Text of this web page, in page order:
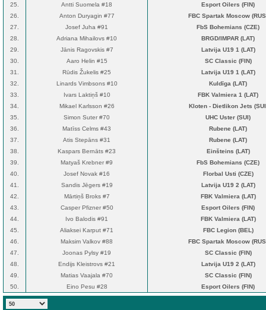
25.
Antti Suomela #18
Esport Oilers (FIN)
26.
Anton Duryagin #77
FBC Spartak Moscow
27.
Josef Juha #91
FbS Bohemians (CZE)
28.
Adriana Mihailovs #10
BRGD/IMPAR (LAT)
29.
Jānis Ragovskis #7
Latvija U19 1 (LAT)
30.
Aaro Helin #15
SC Classic (FIN)
31.
Rūdis Žukelis #25
Latvija U19 1 (LAT)
32.
Linards Vimbsons #10
Kuldīga (LAT)
33.
Ivars Laktiņš #10
FBK Valmiera 1 (LAT)
34.
Mikael Karlsson #26
Kloten - Dietlikon Jets
35.
Simon Suter #70
UHC Uster (SUI)
36.
Matīss Celms #43
Rubene (LAT)
37.
Atis Stepāns #31
Rubene (LAT)
38.
Kaspars Bernāts #23
Einšteins (LAT)
39.
Matyaš Krebner #9
FbS Bohemians (CZE)
40.
Josef Novak #16
Florbal Usti (CZE)
41.
Sandis Jēgers #19
Latvija U19 2 (LAT)
42.
Mārtiņš Broks #7
FBK Valmiera (LAT)
43.
Casper Pfizner #50
Esport Oilers (FIN)
44.
Ivo Balodis #91
FBK Valmiera (LAT)
45.
Aliaksei Karput #71
FBC Legion (BEL)
46.
Maksim Valkov #88
FBC Spartak Moscow
47.
Joonas Pylsy #19
SC Classic (FIN)
48.
Endijs Kleistrovs #21
Latvija U19 2 (LAT)
49.
Matias Vaajala #70
SC Classic (FIN)
50.
Eino Pesu #28 Esport Oilers (FIN)